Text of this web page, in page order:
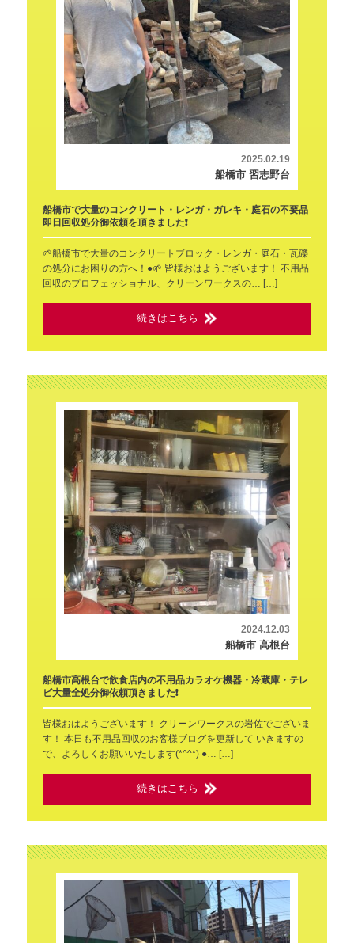
2025.02.19
船橋市 習志野台
船橋市で大量のコンクリート・レンガ・ガレキ・庭石の不要品
即日回収処分御依頼を頂きました❗
🌱船橋市で大量のコンクリートブロック・レンガ・庭石・瓦礫
の処分にお困りの方へ！●🌱 皆様おはようございます！ 不用品
回収のプロフェッショナル、クリーンワークスの… […]
続きはこちら
2024.12.03
船橋市 高根台
船橋市高根台で飲食店内の不用品カラオケ機器・冷蔵庫・テレ
ビ大量全処分御依頼頂きました❗
皆様おはようございます！ クリーンワークスの岩佐でございま
す！ 本日も不用品回収のお客様ブログを更新して いきますの
で、よろしくお願いいたします(*^^*) ●… […]
続きはこちら